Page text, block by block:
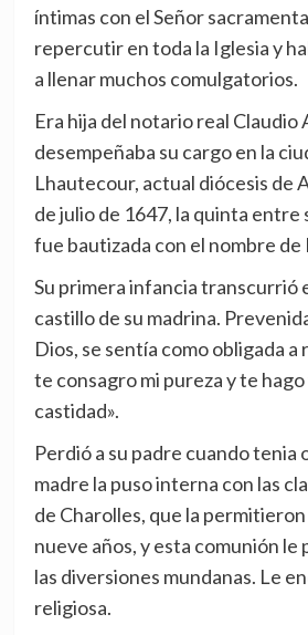
íntimas con el Señor
repercutir en toda la Iglesia y
a llenar muchos comulgatorios.
Era hija del notario real Claudio
desempeñaba su cargo en la
Lhautecour, actual diócesis de
de julio de 1647, la quinta entre
fue bautizada con el nombre
Su primera infancia transcurrió
castillo de su madrina.
Dios, se sentía como obligada
te consagro mi pureza y te
castidad».
Perdió a su padre cuando tenia
madre la puso interna con las
de Charolles, que la
nueve años, y esta comunión le
las diversiones mundanas. Le
religiosa.